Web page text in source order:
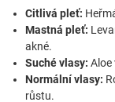
Citlivá pleť:
Mastná pleť:
akné.
Suché vlasy: Aloe
Normální vlasy:
růstu.